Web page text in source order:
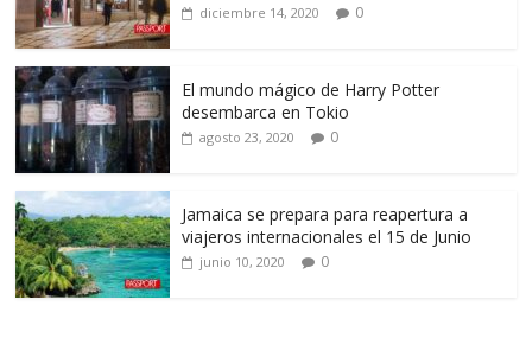
diciembre 14, 2020 0
El mundo mágico de Harry Potter
desembarca en Tokio
agosto 23, 2020 0
Jamaica se prepara para reapertura a
viajeros internacionales el 15 de Junio
junio 10, 2020 0